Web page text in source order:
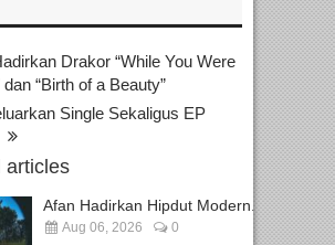
Drakor “While You Were
dan “Birth of a Beauty”
Single Sekaligus EP
articles
Afan Hadirkan Hipdut Modern...
Aug 06, 2026 0